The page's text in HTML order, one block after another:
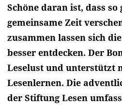
Schöne daran ist, dass so
gemeinsame Zeit
zusammen lassen sich
besser entdecken. Der
Leselust und unterstützt
Lesenlernen. Die
der Stiftung Lesen